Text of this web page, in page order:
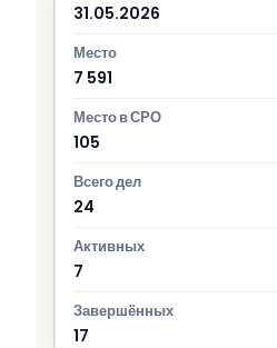
31.05.2026
7 591
105
24
7
17